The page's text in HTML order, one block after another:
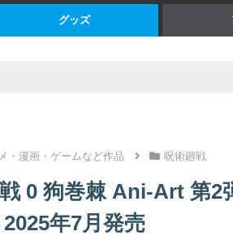
グッズ
・漫画・ゲームなど作品 呪術廻戦
0 狗巻棘 Ani-Art 第2
年7月発売